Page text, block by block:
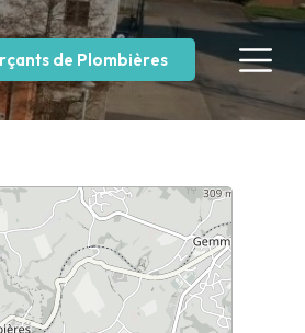
de Plombières